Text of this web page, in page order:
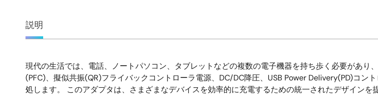
概
説明
説
明
現代の生活では、電話、ノートパソコン、タブレットなどの複数の電子機器を持ち歩く必要があ
(PFC)、擬似共振(QR)フライバックコントローラ電源、DC/DC降圧、USB Power Delivery(PD)コン
処します。 このアダプタは、さまざまなデバイスを効率的に充電するための統一されたデザインを